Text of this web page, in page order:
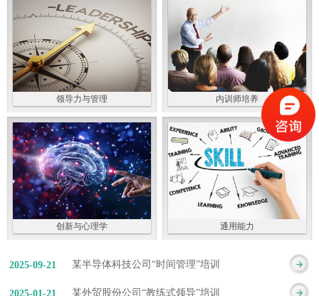
领导力与管理 内训师培养
创新与心理学 通用能力
某半导体科技公司“时间管理”培训
2025-09-21
某外贸股份公司“教练式领导”培训
2025-01-21